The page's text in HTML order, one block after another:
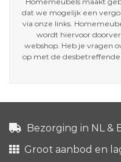
dat we mogelijk een
via onze links.
wordt hiervoor
webshop. Heb je vragen
op met de
Bezorging in NL &
Groot aanbod en